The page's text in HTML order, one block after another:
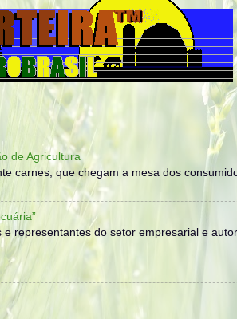
de Agricultura
carnes, que chegam a mesa dos
representantes do setor empresarial e